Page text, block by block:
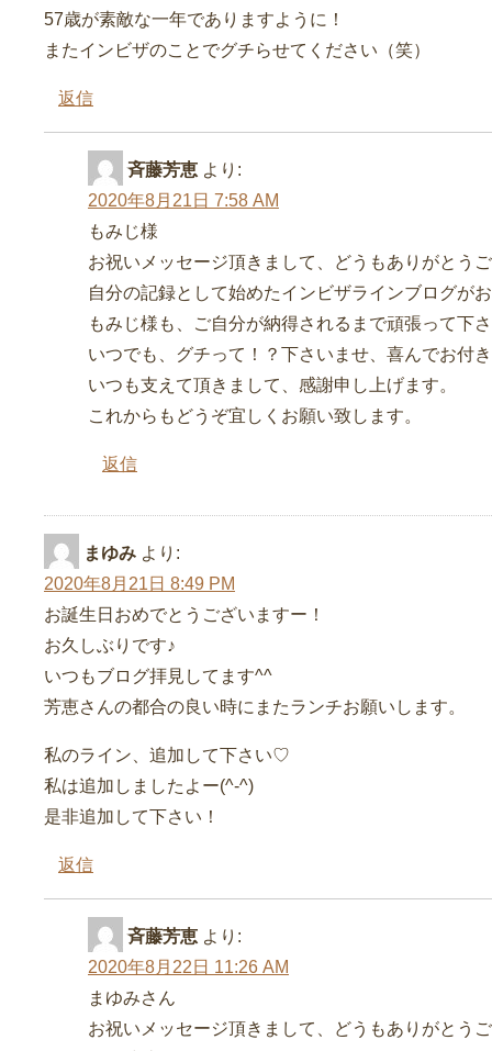
57歳が素敵な一年でありますように！
またインビザのことでグチらせてください（笑）
返信
斉藤芳恵 より:
2020年8月21日 7:58 AM
もみじ様
お祝いメッセージ頂きまして、どうもありがとう
自分の記録として始めたインビザラインブログが
もみじ様も、ご自分が納得されるまで頑張って下
いつでも、グチって！？下さいませ、喜んでお付
いつも支えて頂きまして、感謝申し上げます。
これからもどうぞ宜しくお願い致します。
返信
まゆみ より:
2020年8月21日 8:49 PM
お誕生日おめでとうございますー！
お久しぶりです♪
いつもブログ拝見してます^^
芳恵さんの都合の良い時にまたランチお願いします。
私のライン、追加して下さい♡
私は追加しましたよー(^-^)
是非追加して下さい！
返信
斉藤芳恵 より:
2020年8月22日 11:26 AM
まゆみさん
お祝いメッセージ頂きまして、どうもありがとう